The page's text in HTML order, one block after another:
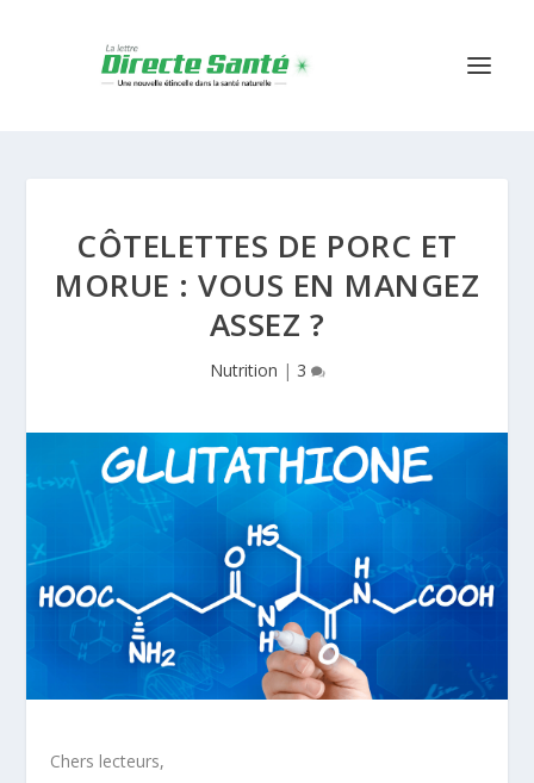
CÔTELETTES DE PORC ET
MORUE : VOUS EN MANGEZ
ASSEZ ?
Nutrition | 3
Chers lecteurs,